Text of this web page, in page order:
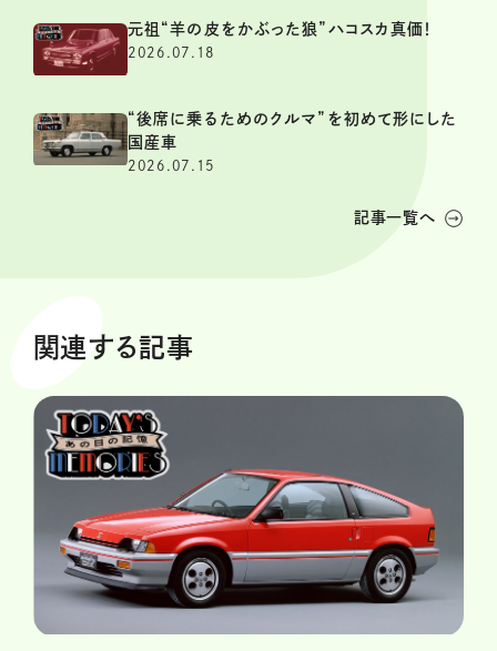
元祖“羊の皮をかぶった狼”ハコスカ真価！
2026.07.18
“後席に乗るためのクルマ”を初めて形にした
国産車
2026.07.15
記事一覧へ
関連する記事